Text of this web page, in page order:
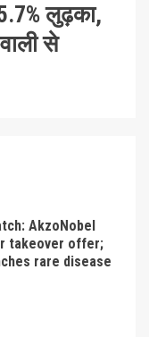
लुढ़का,
से
AkzoNobel
takeover offer;
rare disease